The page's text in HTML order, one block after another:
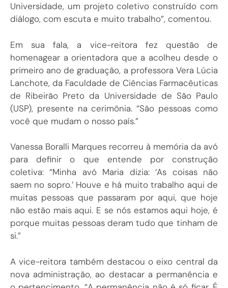
Universidade, um projeto coletivo construído com
diálogo, com escuta e muito trabalho”, comentou.
Em sua fala, a vice-reitora fez questão de
homenagear a orientadora que a acolheu desde o
primeiro ano de graduação, a professora Vera Lúcia
Lanchote, da Faculdade de Ciências Farmacêuticas
de Ribeirão Preto da Universidade de São Paulo
(USP), presente na cerimônia. “São pessoas como
você que mudam o nosso país.”
Vanessa Boralli Marques recorreu à memória da avó
para definir o que entende por construção
coletiva: “Minha avó Maria dizia: ‘As coisas não
saem no sopro.’ Houve e há muito trabalho aqui de
muitas pessoas que passaram por aqui, que hoje
não estão mais aqui. E se nós estamos aqui hoje, é
porque muitas pessoas deram tudo que tinham de
si.”
A vice-reitora também destacou o eixo central da
nova administração, ao destacar a permanência e